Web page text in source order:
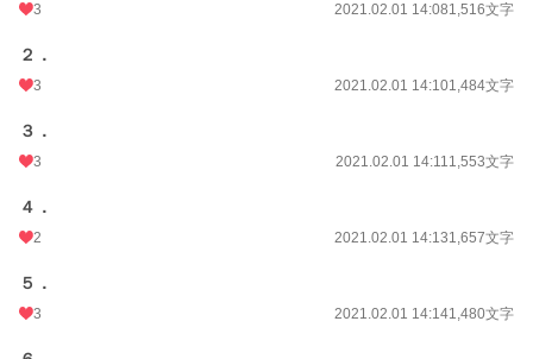
3 2021.02.01 14:081,516文字
２．
3 2021.02.01 14:101,484文字
３．
3 2021.02.01 14:111,553文字
４．
2 2021.02.01 14:131,657文字
５．
3 2021.02.01 14:141,480文字